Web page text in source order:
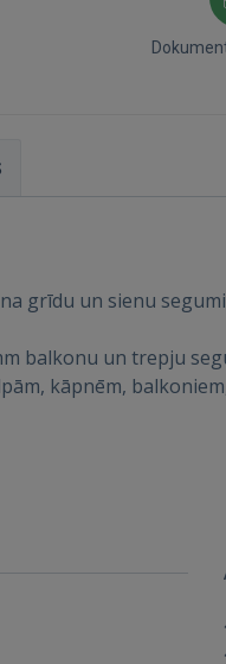
paroli?
grīdu un sienu
balkonu un trepju
kāpnēm,